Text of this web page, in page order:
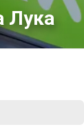
Лука